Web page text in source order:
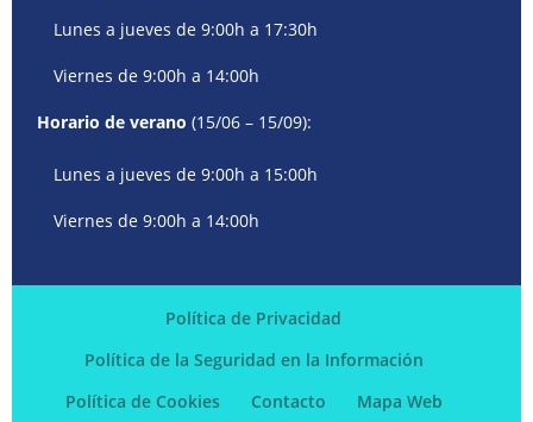
Lunes a jueves de 9:00h a 17:30h
Viernes de 9:00h a 14:00h
Horario de verano (15/06 – 15/09):
Lunes a jueves de 9:00h a 15:00h
Viernes de 9:00h a 14:00h
Política de Privacidad
Política de la Seguridad en la Información
Política de Cookies
Contacto Mapa Web